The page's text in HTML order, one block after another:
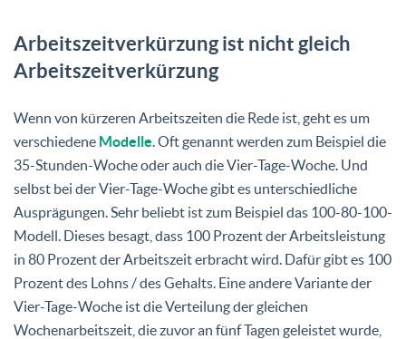
Arbeitszeitverkürzung ist nicht gleich
Arbeitszeitverkürzung
Wenn von kürzeren Arbeitszeiten die Rede ist, geht es um
verschiedene Modelle. Oft genannt werden zum Beispiel die
35-Stunden-Woche oder auch die Vier-Tage-Woche. Und
selbst bei der Vier-Tage-Woche gibt es unterschiedliche
Ausprägungen. Sehr beliebt ist zum Beispiel das 100-80-100-
Modell. Dieses besagt, dass 100 Prozent der Arbeitsleistung
in 80 Prozent der Arbeitszeit erbracht wird. Dafür gibt es 100
Prozent des Lohns / des Gehalts. Eine andere Variante der
Vier-Tage-Woche ist die Verteilung der gleichen
Wochenarbeitszeit, die zuvor an fünf Tagen geleistet wurde,